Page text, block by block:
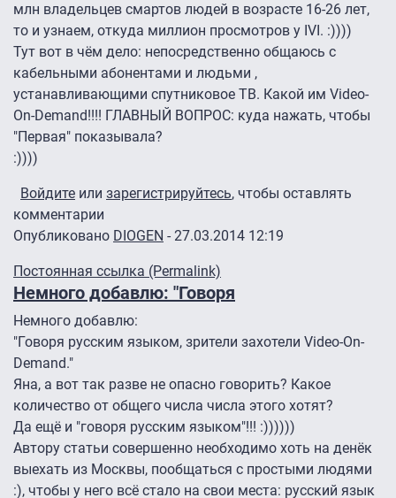
млн владельцев смартов людей в возрасте 16-26 лет,
то и узнаем, откуда миллион просмотров у IVI. :))))
Тут вот в чём дело: непосредственно общаюсь с
кабельными абонентами и людьми ,
устанавливающими спутниковое ТВ. Какой им Video-
On-Demand!!!! ГЛАВНЫЙ ВОПРОС: куда нажать, чтобы
"Первая" показывала?
:))))
Войдите или зарегистрируйтесь, чтобы оставлять
комментарии
Опубликовано DIOGEN - 27.03.2014 12:19
Постоянная ссылка (Permalink)
Немного добавлю: "Говоря
Немного добавлю:
"Говоря русским языком, зрители захотели Video-On-
Demand."
Яна, а вот так разве не опасно говорить? Какое
количество от общего числа числа этого хотят?
Да ещё и "говоря русским языком"!!! :))))))
Автору статьи совершенно необходимо хоть на денёк
выехать из Москвы, пообщаться с простыми людями
:), чтобы у него всё стало на свои места: русский язык